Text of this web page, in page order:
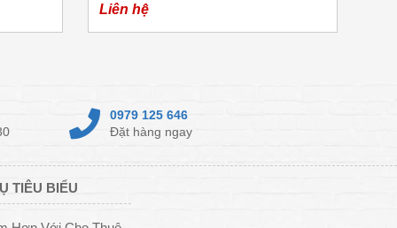
Liên hệ
0979 125 646
Đặt hàng ngay
TIÊU BIỂU